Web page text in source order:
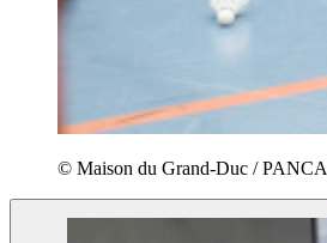
© Maison du Grand-Duc /